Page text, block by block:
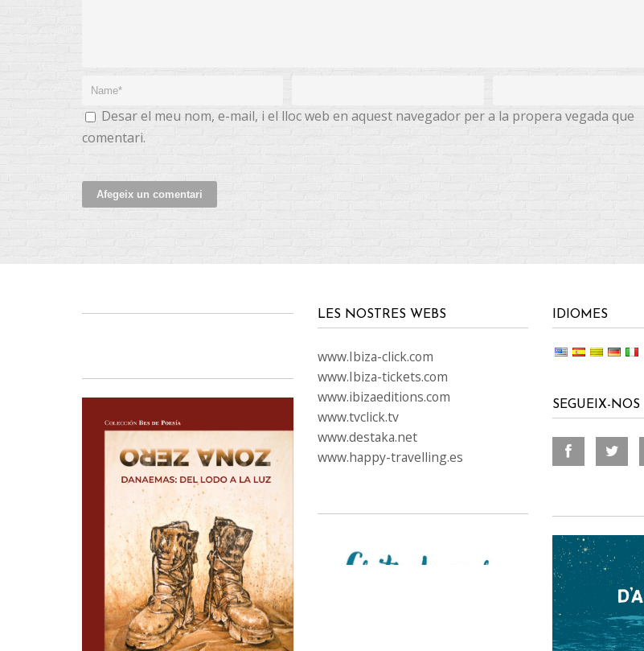
Desar el meu nom, e-mail, i el lloc web en aquest navegador per a la propera vegada que
comentari.
LES NOSTRES WEBS
www.Ibiza-click.com
www.Ibiza-tickets.com
www.ibizaeditions.com
www.tvclick.tv
www.destaka.net
www.happy-travelling.es
IDIOMES
SEGUEIX-NOS